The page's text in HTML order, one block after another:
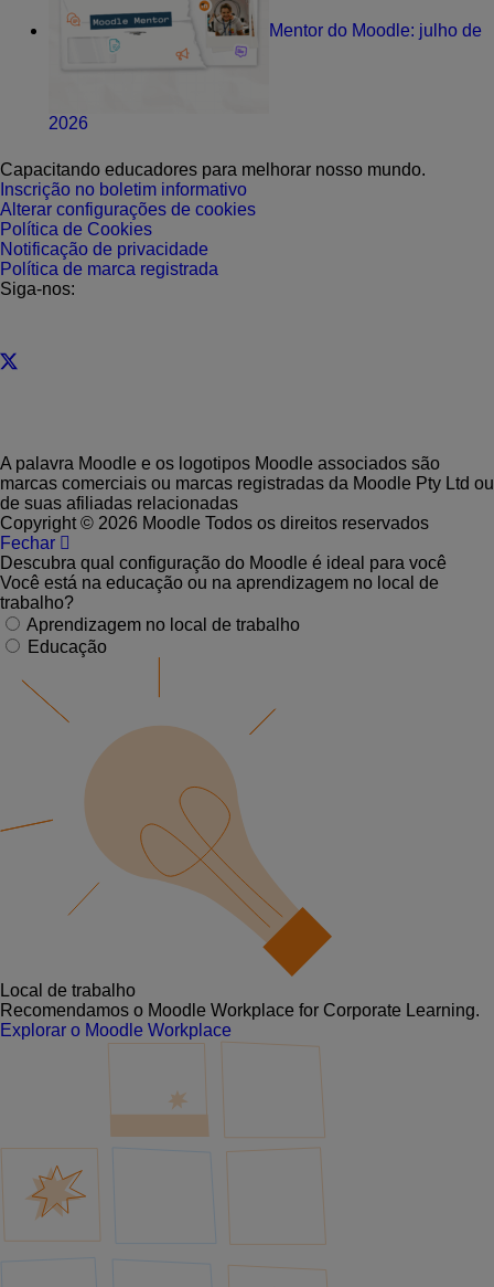
Mentor do Moodle: julho de
2026
Capacitando educadores para melhorar nosso mundo.
Inscrição no boletim informativo
Alterar configurações de cookies
Política de Cookies
Notificação de privacidade
Política de marca registrada
Siga-nos:
A palavra Moodle e os logotipos Moodle associados são
marcas comerciais ou marcas registradas da Moodle Pty Ltd ou
de suas afiliadas relacionadas
Copyright © 2026 Moodle Todos os direitos reservados
Fechar
Descubra qual configuração do Moodle é ideal para você
Você está na educação ou na aprendizagem no local de
trabalho?
Aprendizagem no local de trabalho
Educação
Local de trabalho
Recomendamos o Moodle Workplace for Corporate Learning.
Explorar o Moodle Workplace